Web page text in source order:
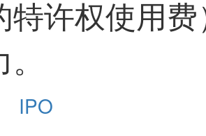
特许权使用
IPO